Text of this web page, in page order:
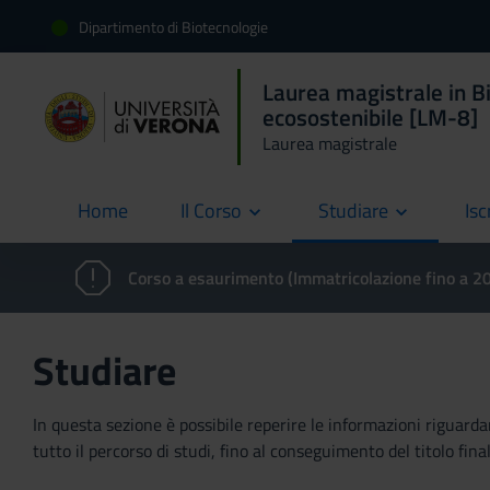
Dipartimento di Biotecnologie
Laurea magistrale in
ecosostenibile [LM-8]
Laurea magistrale
Home
current Il Corso Studiare
Corso a esaurimento (Immatricolazione fino a
Studiare
In questa sezione è possibile reperire le informazioni
tutto il percorso di studi, fino al conseguimento del titolo